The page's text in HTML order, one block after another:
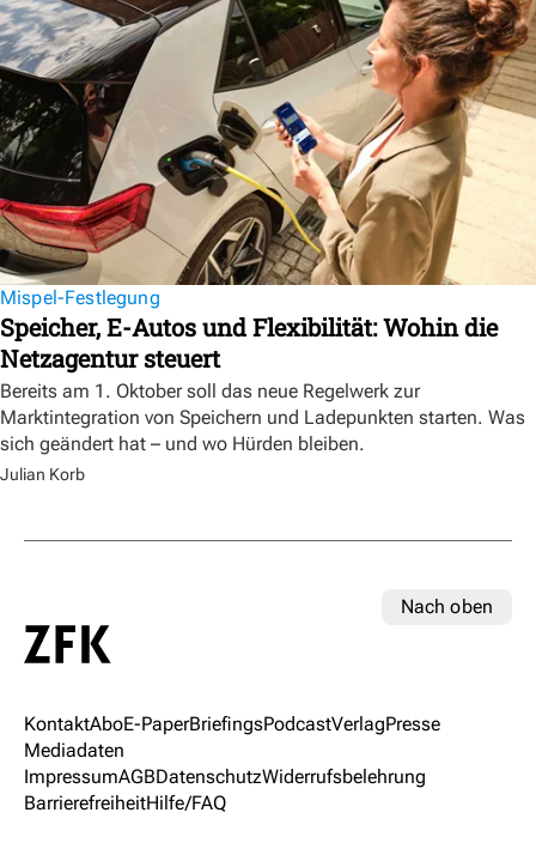
Mispel-Festlegung
Speicher, E-Autos und Flexibilität: Wohin die
Netzagentur steuert
Bereits am 1. Oktober soll das neue Regelwerk zur
Marktintegration von Speichern und Ladepunkten starten. Was
sich geändert hat – und wo Hürden bleiben.
Julian Korb
Nach oben
KontaktAboE-PaperBriefingsPodcastVerlagPresse
Mediadaten
ImpressumAGBDatenschutzWiderrufsbelehrung
BarrierefreiheitHilfe/FAQ